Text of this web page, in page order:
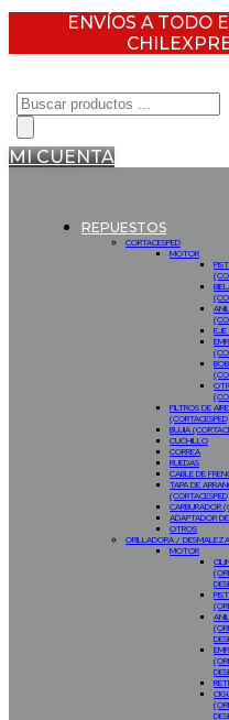
ENVÍOS A TODO
Búsqueda
de
productos
MI CUENTA
REPUESTOS
CORTACESPED
MOTOR
EJE
FILTROS DE AIRE
BUJIA
CUCHILLO
CORREA
RUEDAS
CABLE DE
TAPA DE
CARBURADOR
ADAPTADOR
OTROS
ORILLADORA /
MOTOR